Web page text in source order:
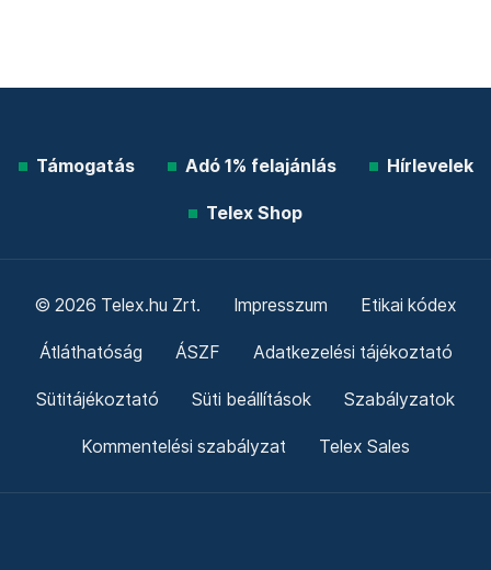
Támogatás Adó 1% felajánlás Hírlevelek
Telex Shop
© 2026 Telex.hu Zrt. Impresszum Etikai kódex
Átláthatóság ÁSZF Adatkezelési tájékoztató
Sütitájékoztató Süti beállítások Szabályzatok
Kommentelési szabályzat Telex Sales